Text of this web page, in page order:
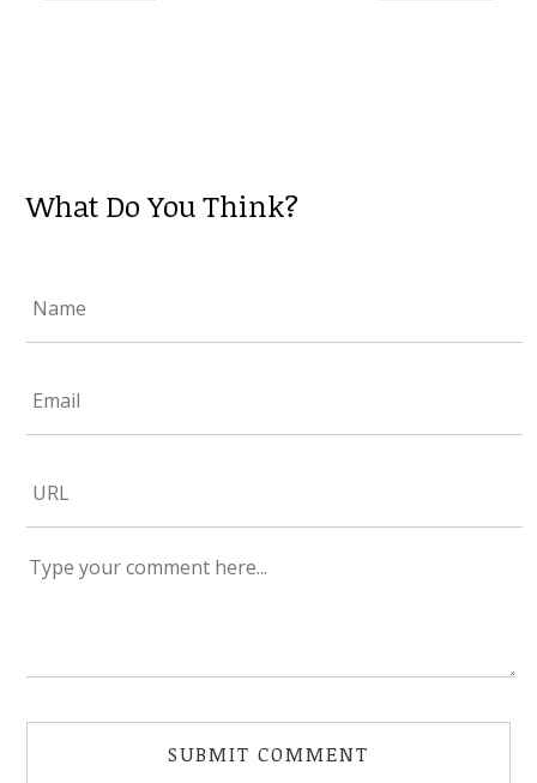
What Do You Think?